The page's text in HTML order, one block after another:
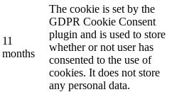
11
months
The cookie is set by the
GDPR Cookie Consent
plugin and is used to store
whether or not user has
consented to the use of
cookies. It does not store
any personal data.